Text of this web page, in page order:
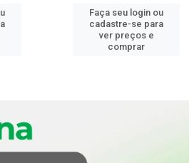
Faça seu login ou
cadastre-se para
ver preços e
comprar